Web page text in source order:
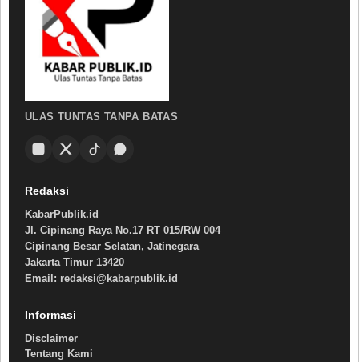
ULAS TUNTAS TANPA BATAS
Redaksi
KabarPublik.id
Jl. Cipinang Raya No.17 RT 015/RW 004
Cipinang Besar Selatan, Jatinegara
Jakarta Timur 13420
Email: redaksi@kabarpublik.id
Informasi
Disclaimer
Tentang Kami